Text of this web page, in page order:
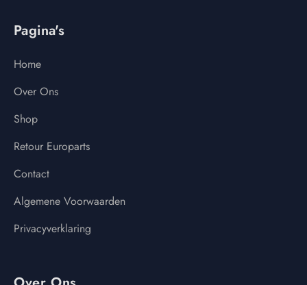
Pagina's
Home
Over Ons
Shop
Retour Europarts
Contact
Algemene Voorwaarden
Privacyverklaring